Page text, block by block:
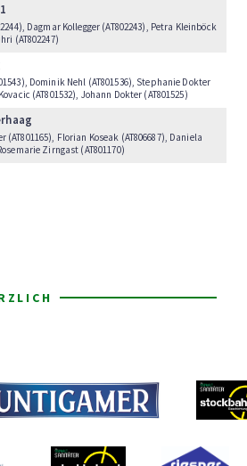
Dagmar Kollegger (AT802243), Petra Kleinböck
(AT802247)
Dominik Nehl (AT801536), Stephanie Dokter
(AT801532), Johann Dokter (AT801525)
(AT801165), Florian Koseak (AT806687), Daniela
Zirngast (AT801170)